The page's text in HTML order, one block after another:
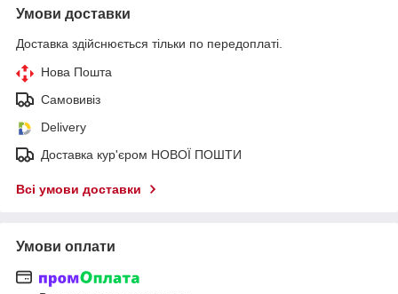
Умови доставки
Доставка здійснюється тільки по передоплаті.
Нова Пошта
Самовивіз
Delivery
Доставка кур'єром НОВОЇ ПОШТИ
Всі умови доставки
Умови оплати